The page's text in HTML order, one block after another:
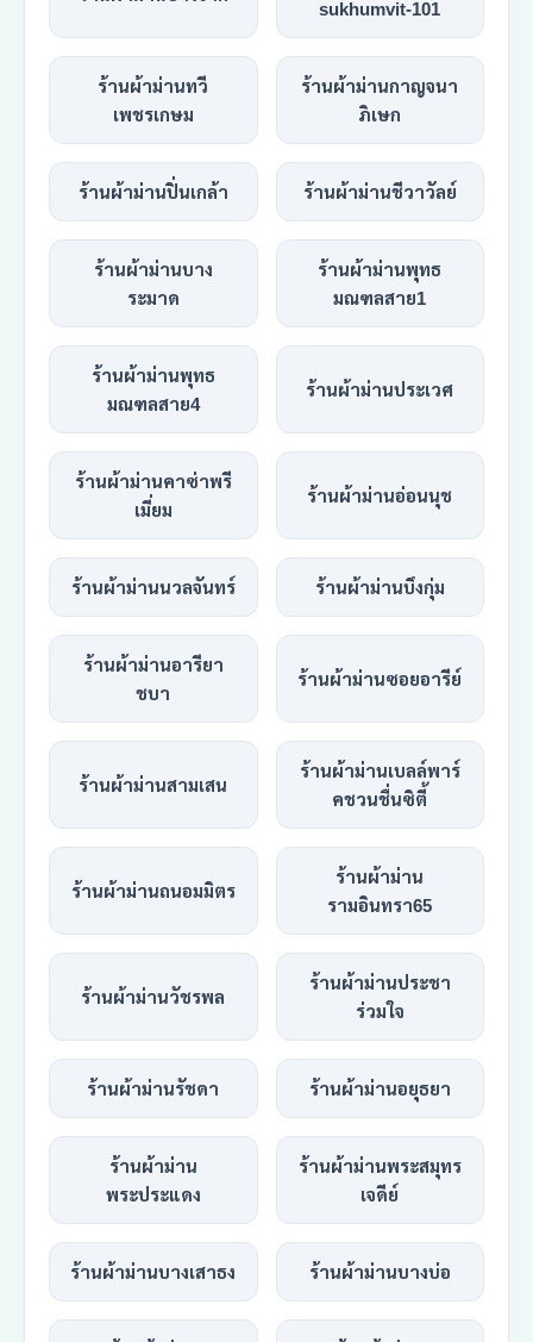
sukhumvit-101
ร้านผ้าม่านทวี
เพชรเกษม
ร้านผ้าม่านกาญจนา
ภิเษก
ร้านผ้าม่านปิ่นเกล้า ร้านผ้าม่านชีวาวัลย์
ร้านผ้าม่านบาง
ระมาด
ร้านผ้าม่านพุทธ
มณฑลสาย1
ร้านผ้าม่านพุทธ
มณฑลสาย4
ร้านผ้าม่านประเวศ
ร้านผ้าม่านคาซ่าพรี
เมี่ยม
ร้านผ้าม่านอ่อนนุช
ร้านผ้าม่านนวลจันทร์ ร้านผ้าม่านบึงกุ่ม
ร้านผ้าม่านอารียา
ชบา
ร้านผ้าม่านซอยอารีย์
ร้านผ้าม่านสามเสน
ร้านผ้าม่านเบลล์พาร์
คชวนชื่นซิตี้
ร้านผ้าม่านถนอมมิตร
ร้านผ้าม่าน
รามอินทรา65
ร้านผ้าม่านวัชรพล
ร้านผ้าม่านประชา
ร่วมใจ
ร้านผ้าม่านรัชดา ร้านผ้าม่านอยุธยา
ร้านผ้าม่าน
พระประแดง
ร้านผ้าม่านพระสมุทร
เจดีย์
ร้านผ้าม่านบางเสาธง ร้านผ้าม่านบางบ่อ